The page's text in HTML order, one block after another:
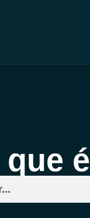
que